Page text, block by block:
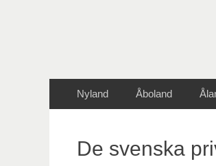
Sekundär meny
Nyland Åboland
De svenska